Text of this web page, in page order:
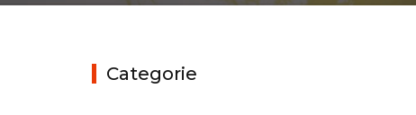
Categorie